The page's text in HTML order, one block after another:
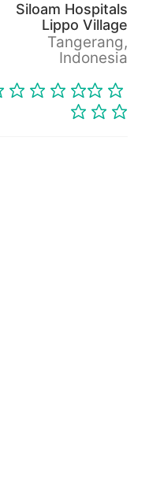
Siloam Hospitals
Lippo Village
Tangerang,
Indonesia